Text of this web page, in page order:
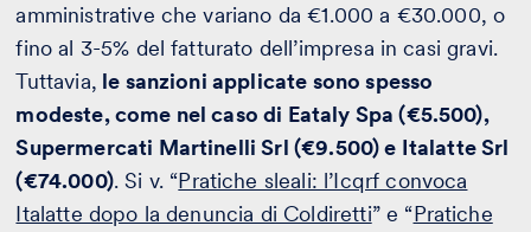
amministrative che variano da €1.000 a €30.000, o
fino al 3-5% del fatturato dell’impresa in casi gravi.
Tuttavia, le sanzioni applicate sono spesso
modeste, come nel caso di Eataly Spa (€5.500),
Supermercati Martinelli Srl (€9.500) e Italatte Srl
(€74.000). Si v. “Pratiche sleali: l’Icqrf convoca
Italatte dopo la denuncia di Coldiretti” e “Pratiche